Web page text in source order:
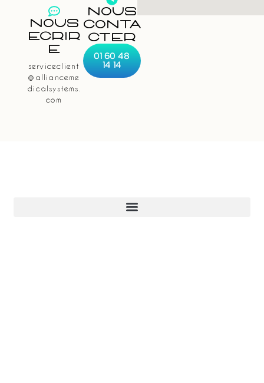
Nous
Écrir
E
serviceclient
@allianceme
dicalsystems.
com
NOUS
CONTA
CTER
01 60 48
14 14